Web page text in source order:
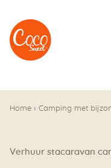
Naar het menu
Naar de
Home › Camping met
Verhuur stacaravan